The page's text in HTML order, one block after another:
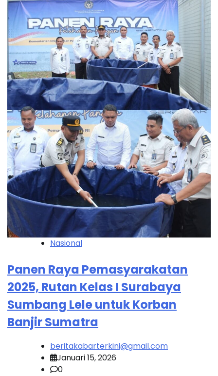
Nasional
Panen Raya Pemasyarakatan
2025, Rutan Kelas I Surabaya
Sumbang Lele untuk Korban
Banjir Sumatra
beritakabarterkini@gmail.com
Januari 15, 2026
0